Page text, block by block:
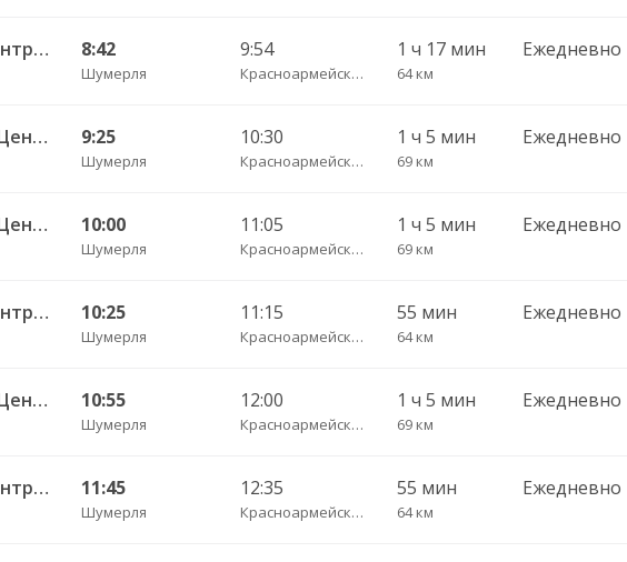
Алатырь ДКП — Чебоксары Центральный АВ 535 8:42
Шумерля
9:54
Красноармейское с. пов.
1 ч 17 мин
64 км
Ежедневно
Шумерля г. ДКП — Чебоксары Центральный АВ 532 9:25
Шумерля
10:30
Красноармейское с. пов.
1 ч 5 мин
69 км
Ежедневно
Шумерля г. ДКП — Чебоксары Центральный АВ 532 10:00
Шумерля
11:05
Красноармейское с. пов.
1 ч 5 мин
69 км
Ежедневно
Алатырь ДКП — Чебоксары Центральный АВ 535 10:25
Шумерля
11:15
Красноармейское с. пов.
55 мин
64 км
Ежедневно
Шумерля г. ДКП — Чебоксары Центральный АВ 532 10:55
Шумерля
12:00
Красноармейское с. пов.
1 ч 5 мин
69 км
Ежедневно
Алатырь ДКП — Чебоксары Центральный АВ 535 11:45
Шумерля
12:35
Красноармейское с. пов.
55 мин
64 км
Ежедневно